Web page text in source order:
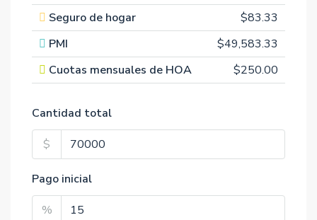
Seguro de hogar
$83.33
PMI
$49,583.33
Cuotas mensuales de HOA
$250.00
Cantidad total
$
Pago inicial
%